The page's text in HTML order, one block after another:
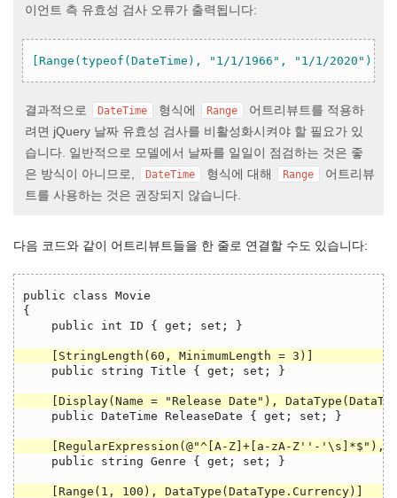
이언트 측 유효성 검사 오류가 출력됩니다:
[Range(typeof(DateTime), "1/1/1966", "1/1/2020")]
결과적으로 DateTime 형식에 Range
어트리뷰트를 적용하
려면 jQuery 날짜 유효성 검사를 비활성화시켜야 할 필요가 있
습니다. 일반적으로 모델에서 날짜를 일일이 점검하는 것은 좋
은 방식이 아니므로,
DateTime 형식에 대해 Range
어트리뷰
트를 사용하는 것은 권장되지 않습니다.
다음 코드와 같이 어트리뷰트들을 한 줄로 연결할 수도 있습니다:
public class Movie
{
    public int ID { get; set; }
    public string Title { get; set; }
    public DateTime ReleaseDate { get; set; }
    public string Genre { get; set; }